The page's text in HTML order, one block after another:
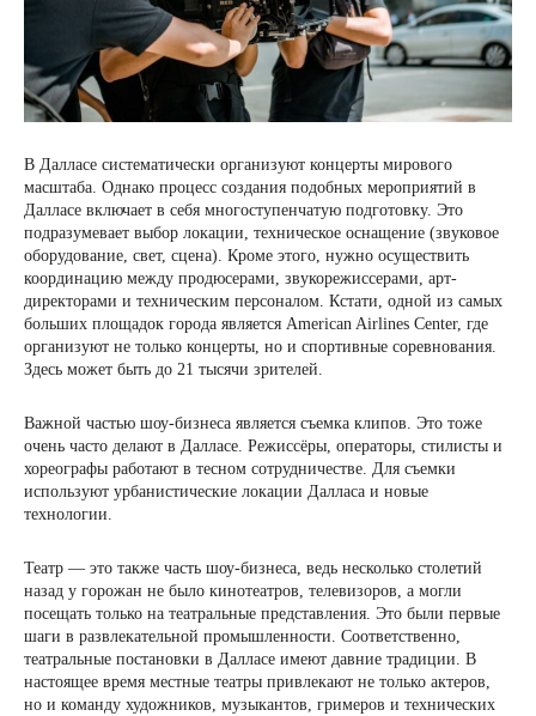
В Далласе систематически организуют концерты мирового
масштаба. Однако процесс создания подобных мероприятий в
Далласе включает в себя многоступенчатую подготовку. Это
подразумевает выбор локации, техническое оснащение (звуковое
оборудование, свет, сцена). Кроме этого, нужно осуществить
координацию между продюсерами, звукорежиссерами, арт-
директорами и техническим персоналом. Кстати, одной из самых
больших площадок города является American Airlines Center, где
организуют не только концерты, но и спортивные соревнования.
Здесь может быть до 21 тысячи зрителей.
Важной частью шоу-бизнеса является съемка клипов. Это тоже
очень часто делают в Далласе. Режиссёры, операторы, стилисты и
хореографы работают в тесном сотрудничестве. Для съемки
используют урбанистические локации Далласа и новые
технологии.
Театр — это также часть шоу-бизнеса, ведь несколько столетий
назад у горожан не было кинотеатров, телевизоров, а могли
посещать только на театральные представления. Это были первые
шаги в развлекательной промышленности. Соответственно,
театральные постановки в Далласе имеют давние традиции. В
настоящее время местные театры привлекают не только актеров,
но и команду художников, музыкантов, гримеров и технических